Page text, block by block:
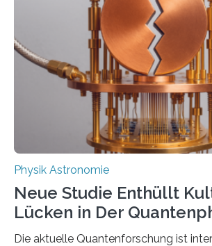
Atomkern-Zuständen gesucht
einem Team der TU Wien mit
internationaler Partner der
Der lange diskutierte Thorium-
gefunden. Kurz darauf konnte man
Thorium tatsächlich nutzen lässt, um
Physik Astronomie
Neue Studie Enthüllt
Lücken in Der
Die aktuelle Quantenforschung ist